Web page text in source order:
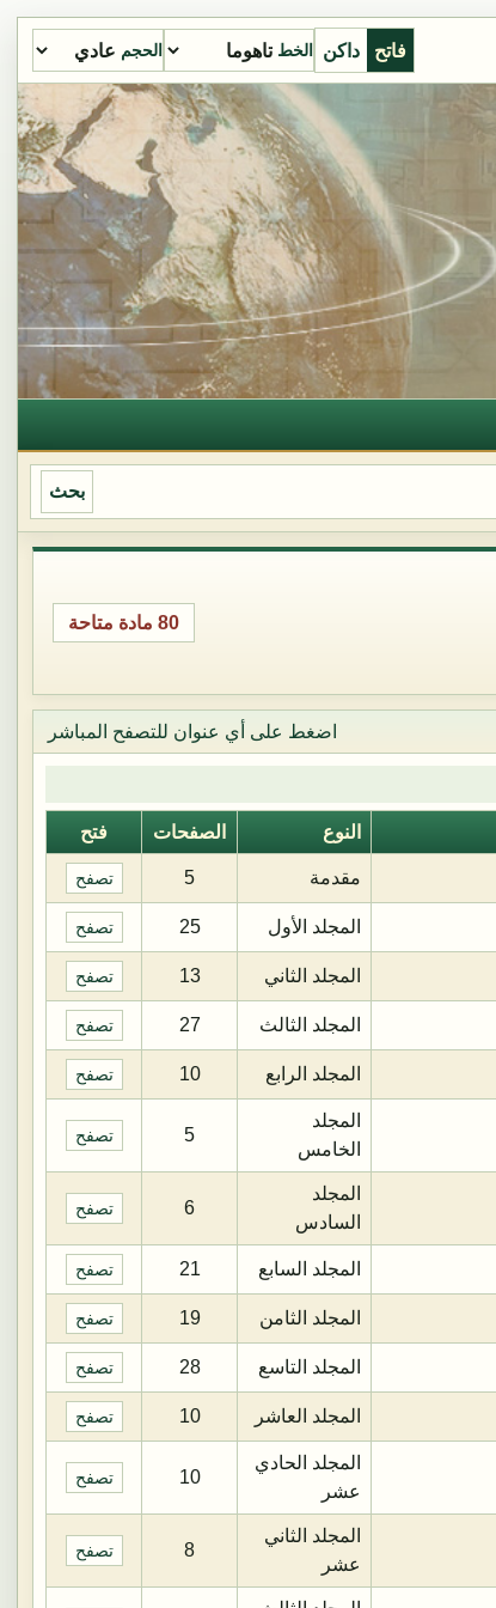
فاتح داكن الخط الحجم
بحث
80 مادة متاحة
اضغط على أي عنوان للتصفح المباشر
النوع الصفحات فتح
مقدمة 5 تصفح
المجلد الأول 25 تصفح
المجلد الثاني 13 تصفح
المجلد الثالث 27 تصفح
المجلد الرابع 10 تصفح
المجلد
الخامس
5 تصفح
المجلد
السادس
6 تصفح
المجلد السابع 21 تصفح
المجلد الثامن 19 تصفح
المجلد التاسع 28 تصفح
المجلد العاشر 10 تصفح
المجلد الحادي
عشر
10 تصفح
المجلد الثاني
عشر
8 تصفح